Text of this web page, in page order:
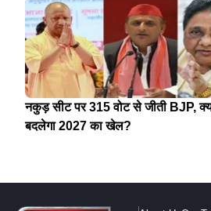
नकुड़ सीट पर 315 वोट से जीती BJP,
बदलेगा 2027 का खेल?